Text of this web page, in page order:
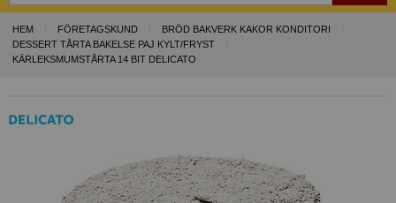
HEM FÖRETAGSKUND
BRÖD BAKVERK KAKOR KONDITORI
DESSERT TÅRTA BAKELSE PAJ KYLT/FRYST
KÄRLEKSMUMSTÅRTA 14 BIT DELICATO